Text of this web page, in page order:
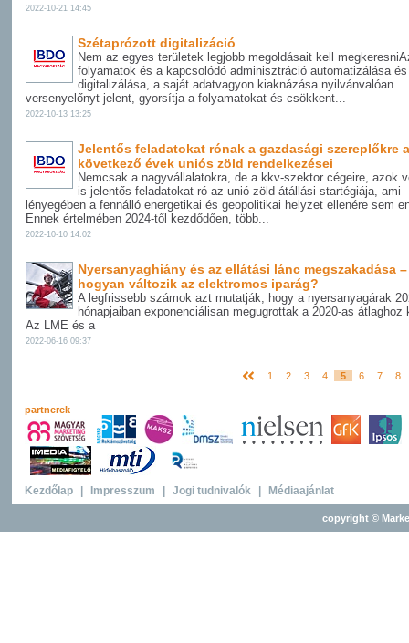
2022-10-21 14:45
Szétaprózott digitalizáció
Nem az egyes területek legjobb megoldásait kell
folyamatok és a kapcsolódó adminisztráció automatizálása és
digitalizálása, a saját adatvagyon kiaknázása nyilvánvalóan
versenyelőnyt jelent, gyorsítja a folyamatokat és csökkent...
2022-10-13 13:25
Jelentős feladatokat rónak a gazdasági szereplőkre a
következő évek uniós zöld rendelkezései
Nemcsak a nagyvállalatokra, de a kkv-szektor cégeire, azok
is jelentős feladatokat ró az unió zöld átállási startégiája, ami
lényegében a fennálló energetikai és geopolitikai helyzet ellenére sem
Ennek értelmében 2024-től kezdődően, több...
2022-10-10 14:02
Nyersanyaghiány és az ellátási lánc megszakadása –
hogyan változik az elektromos iparág?
A legfrissebb számok azt mutatják, hogy a nyersanyagárak
hónapjaiban exponenciálisan megugrottak a 2020-as átlaghoz
Az LME és a
2022-06-16 09:37
1 2 3 4 5 6 7 8
partnerek
Kezdőlap Impresszum Jogi tudnivalók Médiaajánlat
copyright ©